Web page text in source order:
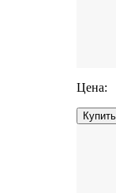
Цена: